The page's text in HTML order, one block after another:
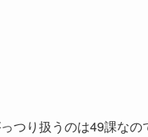
つり扱うのは49課なの